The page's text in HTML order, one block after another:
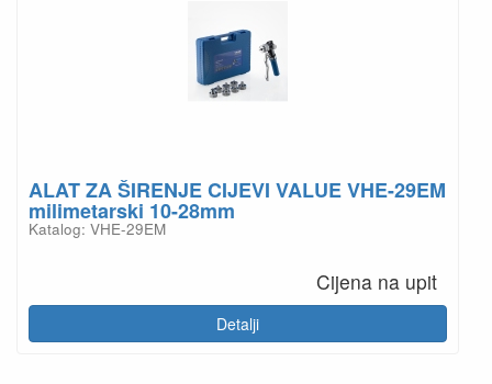
ALAT ZA ŠIRENJE CIJEVI VALUE VHE-29EM
milimetarski 10-28mm
Katalog: VHE-29EM
Cijena na upit
Detalji